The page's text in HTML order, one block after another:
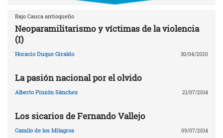
Bajo Cauca antioqueño
Neoparamilitarismo y víctimas de la violencia
(I)
Horacio Duque Giraldo 30/04/2020
La pasión nacional por el olvido
Alberto Pinzón Sánchez 21/07/2014
Los sicarios de Fernando Vallejo
Camilo de los Milagros 09/07/2014